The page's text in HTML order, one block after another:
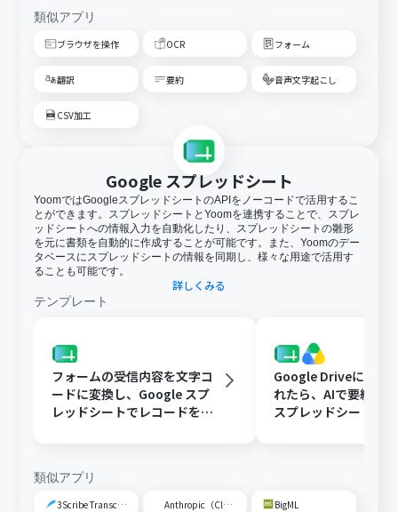
類似アプリ
ブラウザを操作 OCR フォーム
翻訳 要約 音声文字起こし
CSV加工
Google スプレッドシート
YoomではGoogleスプレッドシートのAPIをノーコードで活用するこ
とができます。スプレッドシートとYoomを連携することで、スプレ
ッドシートへの情報入力を自動化したり、スプレッドシートの雛形
を元に書類を自動的に作成することが可能です。また、Yoomのデー
タベースにスプレッドシートの情報を同期し、様々な用途で活用す
ることも可能です。
詳しくみる
テンプレート
フォームの受信内容を文字コ
ードに変換し、Google スプ
レッドシートでレコードを追
Google Driveに文書
れたら、AIで要約し
スプレッドシートの
類似アプリ
3Scribe Transcription Anthropic（Claude） BigML